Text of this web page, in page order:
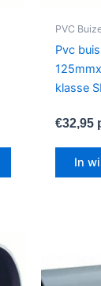
PVC
Pvc buis
klasse
€32,95
In